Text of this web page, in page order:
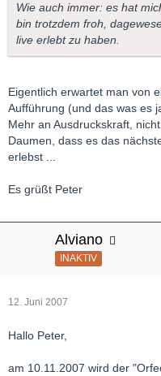
Wie auch immer: es hat
bin trotzdem froh,
live erlebt zu haben.
Eigentlich erwartet man von
Aufführung (und das was es
Mehr an Ausdruckskraft,
Daumen, dass es das
erlebst ...
Es grüßt Peter
Alviano
INAKTIV
12. Juni 2007
Hallo Peter,
am 10.11.2007 wird der